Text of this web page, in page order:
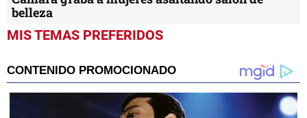
belleza
MIS TEMAS PREFERIDOS